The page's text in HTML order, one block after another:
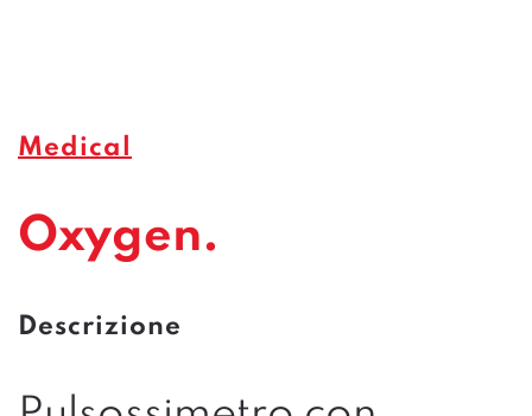
Medical
Oxygen.
Descrizione